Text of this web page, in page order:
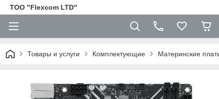
ТОО "Flexcom LTD"
Товары и услуги Комплектующие Материнские